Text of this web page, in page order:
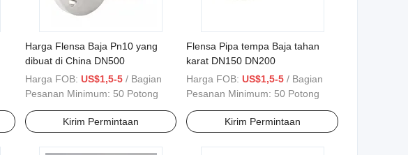
Harga Flensa Baja Pn10 yang
dibuat di China DN500
Harga FOB: US$1,5-5 / Bagian
Pesanan Minimum: 50 Potong
Kirim Permintaan
Flensa Pipa tempa Baja tahan
karat DN150 DN200
Harga FOB: US$1,5-5 / Bagian
Pesanan Minimum: 50 Potong
Kirim Permintaan